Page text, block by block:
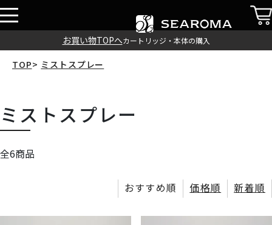
お買い物TOPへカートリッジ・本体の購入
TOP ミストスプレー
ミストスプレー
全6商品
おすすめ順 価格順 新着順